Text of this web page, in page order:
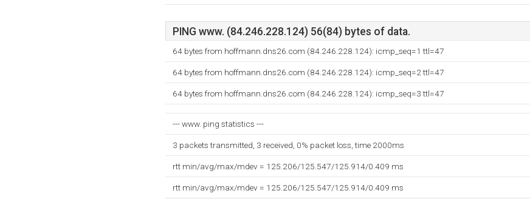
PING www. (84.246.228.124) 56(84) bytes of data.
64 bytes from hoffmann.dns26.com (84.246.228.124): icmp_seq=1 ttl=47
64 bytes from hoffmann.dns26.com (84.246.228.124): icmp_seq=2 ttl=47
64 bytes from hoffmann.dns26.com (84.246.228.124): icmp_seq=3 ttl=47
--- www. ping statistics ---
3 packets transmitted, 3 received, 0% packet loss, time 2000ms
rtt min/avg/max/mdev = 125.206/125.547/125.914/0.409 ms
rtt min/avg/max/mdev = 125.206/125.547/125.914/0.409 ms